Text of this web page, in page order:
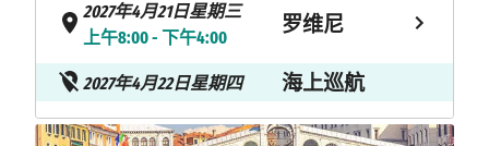
2027年4月21日星期三
上午8:00 - 下午4:00
罗维尼
2027年4月22日星期四 海上巡航
2027年4月23日星期五
杜布罗夫尼